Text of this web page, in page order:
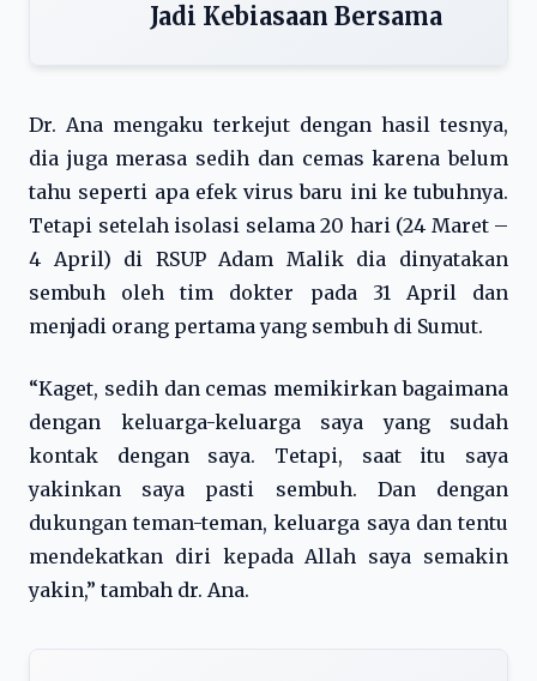
Jadi Kebiasaan Bersama
Dr. Ana mengaku terkejut dengan hasil tesnya,
dia juga merasa sedih dan cemas karena belum
tahu seperti apa efek virus baru ini ke tubuhnya.
Tetapi setelah isolasi selama 20 hari (24 Maret –
4 April) di RSUP Adam Malik dia dinyatakan
sembuh oleh tim dokter pada 31 April dan
menjadi orang pertama yang sembuh di Sumut.
“Kaget, sedih dan cemas memikirkan bagaimana
dengan keluarga-keluarga saya yang sudah
kontak dengan saya. Tetapi, saat itu saya
yakinkan saya pasti sembuh. Dan dengan
dukungan teman-teman, keluarga saya dan tentu
mendekatkan diri kepada Allah saya semakin
yakin,” tambah dr. Ana.